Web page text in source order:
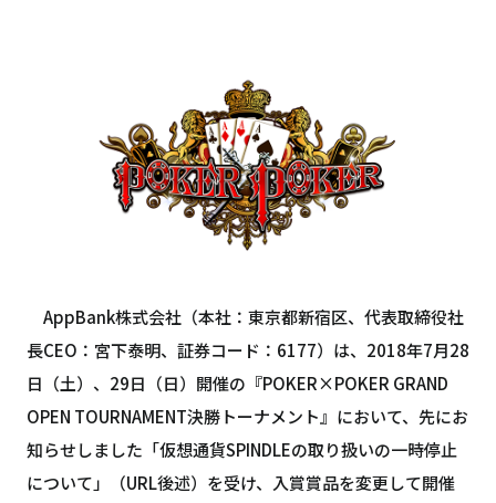
AppBank株式会社（本社：東京都新宿区、代表取締役社
長CEO：宮下泰明、証券コード：6177）は、2018年7月28
日（土）、29日（日）開催の『POKER×POKER GRAND
OPEN TOURNAMENT決勝トーナメント』において、先にお
知らせしました「仮想通貨SPINDLEの取り扱いの一時停止
について」（URL後述）を受け、入賞賞品を変更して開催